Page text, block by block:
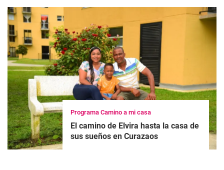
Programa Camino a mi casa
El camino de Elvira hasta la casa de
sus sueños en Curazaos